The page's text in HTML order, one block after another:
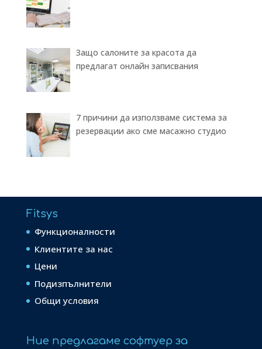
Защо салоните за красота да
предлагат онлайн записвания
7 причини да използваме система за
резервации ако сме масажно студио
Fitsys
Функционалности
Клиентите за нас
Цени
Подизпълнители
Общи условия
Ние предлагаме софтуер за